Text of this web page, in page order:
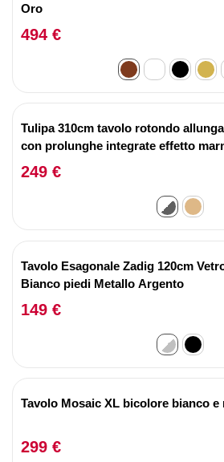
Oro
494 €
Tulipa 310cm tavolo rotondo
con prolunghe integrate effetto
249 €
Tavolo Esagonale Zadig 120cm
Bianco piedi Metallo Argento
149 €
Tavolo Mosaic XL bicolore bianco e
299 €